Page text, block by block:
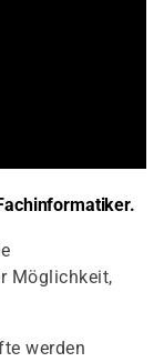
Möglichkeit,
werden